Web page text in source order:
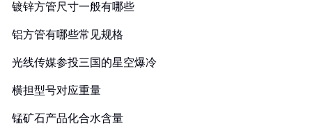
镀锌方管尺寸一般有哪些
铝方管有哪些常见规格
光线传媒参投三国的星空爆冷
横担型号对应重量
锰矿石产品化合水含量